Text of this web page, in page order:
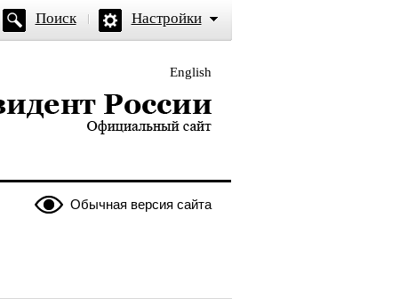
Поиск Настройки
English
— официальный сайт
Обычная версия сайта